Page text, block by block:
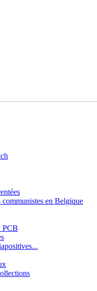
en Belgique
PCB